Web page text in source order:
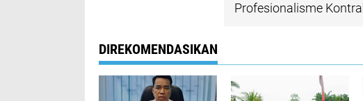
Profesionalisme
DIREKOMENDASIKAN